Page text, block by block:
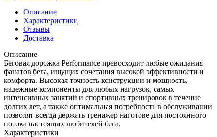
Описание
Характеристики
Отзывы
Доставка
Описание
Беговая дорожка Performance превосходит любые ожидания
фанатов бега, ищущих сочетания высокой эффективности и
комфорта. Высокая точность конструкции и мощность,
надежные компоненты для любых нагрузок, самых
интенсивных занятий и спортивных тренировок в течение
долгих лет, а также оптимальная потребность в обслуживании
позволят всегда держать тренажер наготове для постоянного
потока настоящих любителей бега.
Характеристики